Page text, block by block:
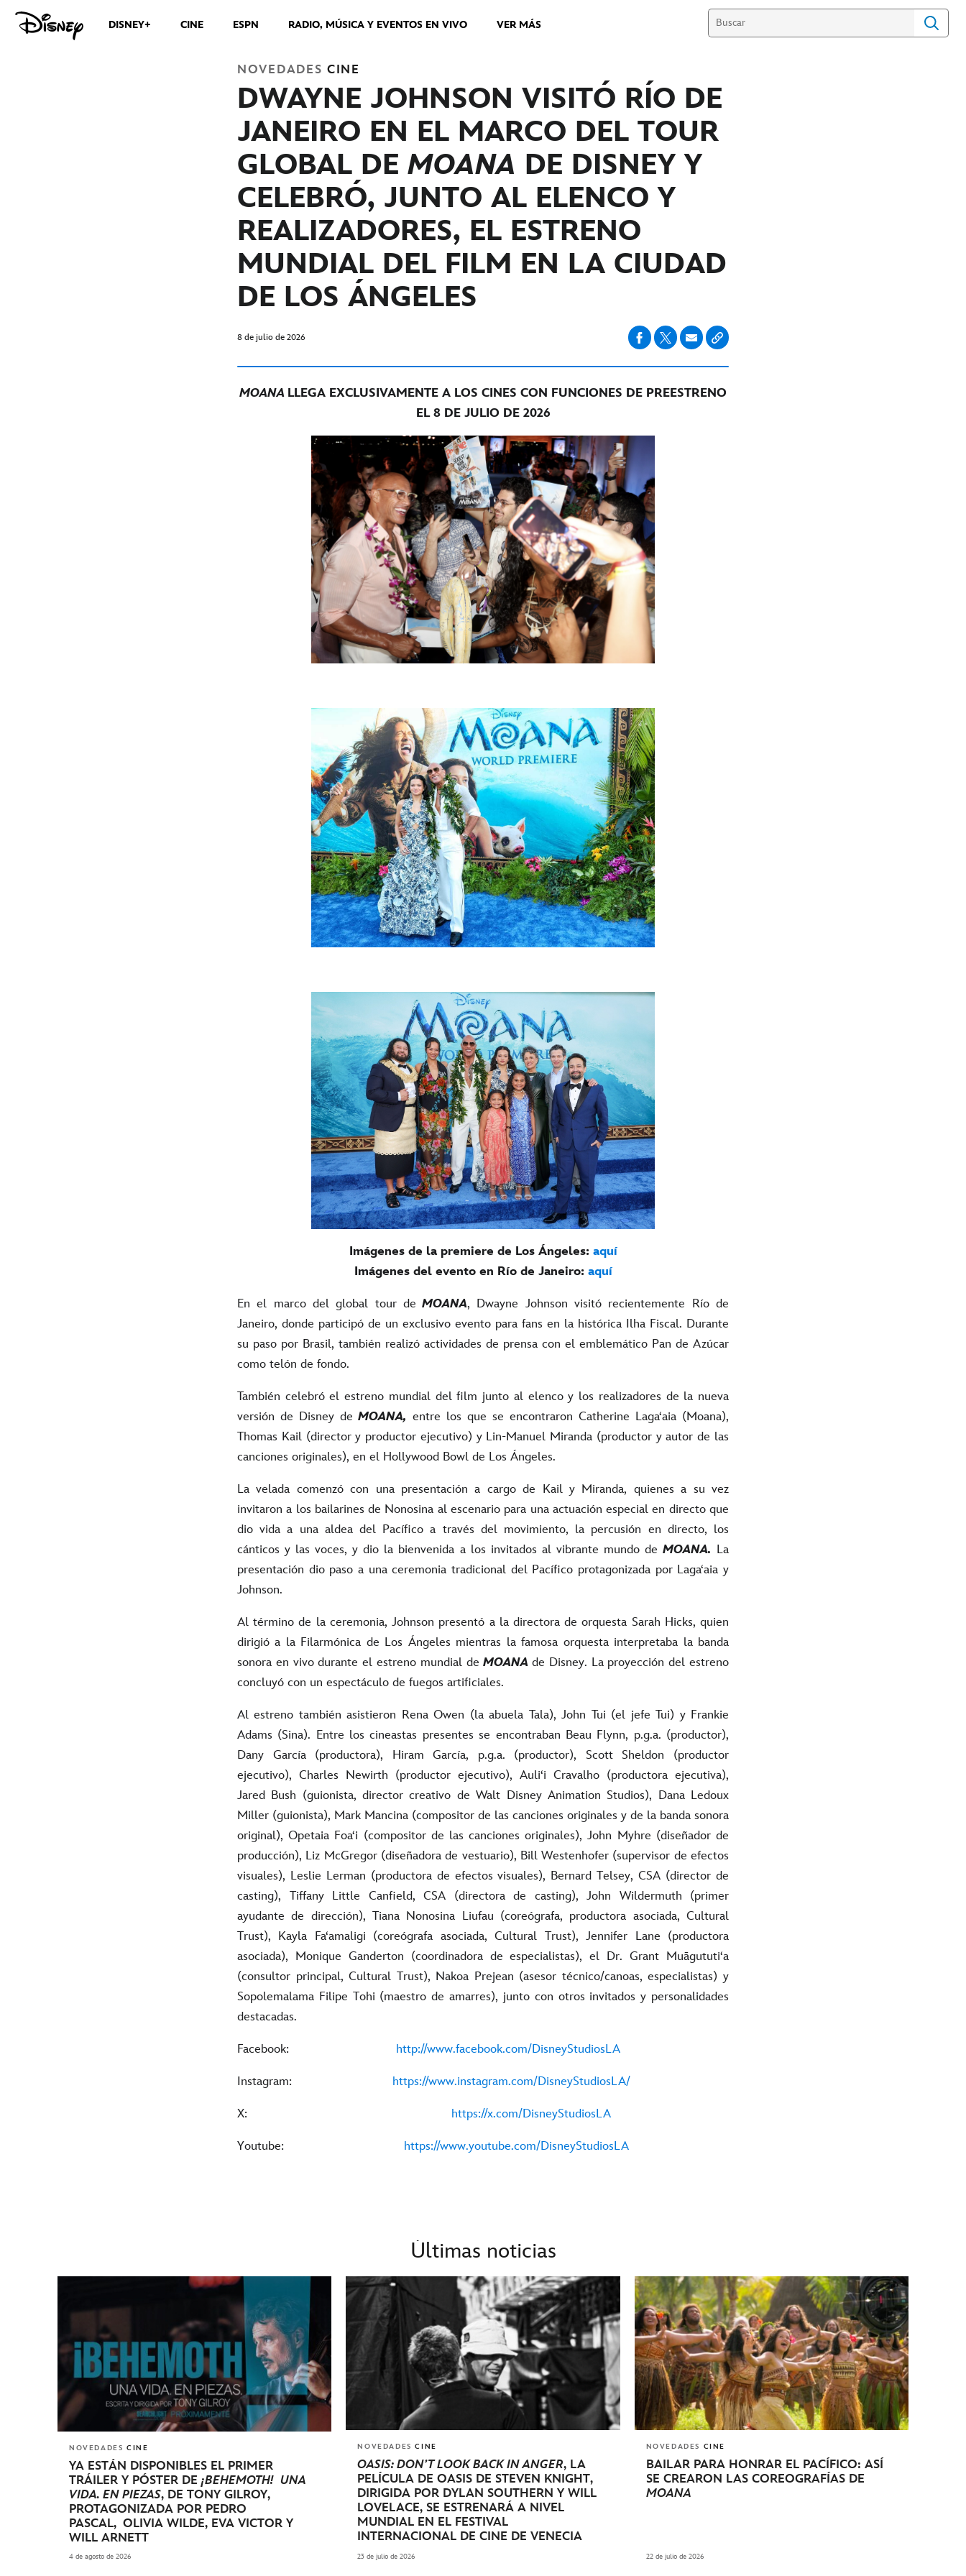
DISNEY+ CINE ESPN RADIO, MÚSICA Y EVENTOS EN VIVO VER MÁS
NOVEDADES CINE
DWAYNE JOHNSON VISITÓ RÍO DE
JANEIRO EN EL MARCO DEL TOUR
GLOBAL DE MOANA DE DISNEY Y
CELEBRÓ, JUNTO AL ELENCO Y
REALIZADORES, EL ESTRENO
MUNDIAL DEL FILM EN LA CIUDAD
DE LOS ÁNGELES
8 de julio de 2026
MOANA LLEGA EXCLUSIVAMENTE A LOS CINES CON FUNCIONES DE PREESTRENO
EL 8 DE JULIO DE 2026
Imágenes de la premiere de Los Ángeles: aquí
Imágenes del evento en Río de Janeiro: aquí
En el marco del global tour de MOANA, Dwayne Johnson visitó recientemente Río de
Janeiro, donde participó de un exclusivo evento para fans en la histórica Ilha Fiscal. Durante
su paso por Brasil, también realizó actividades de prensa con el emblemático Pan de Azúcar
como telón de fondo.
También celebró el estreno mundial del film junto al elenco y los realizadores de la nueva
versión de Disney de MOANA, entre los que se encontraron Catherine Lagaʻaia (Moana),
Thomas Kail (director y productor ejecutivo) y Lin-Manuel Miranda (productor y autor de las
canciones originales), en el Hollywood Bowl de Los Ángeles.
La velada comenzó con una presentación a cargo de Kail y Miranda, quienes a su vez
invitaron a los bailarines de Nonosina al escenario para una actuación especial en directo que
dio vida a una aldea del Pacífico a través del movimiento, la percusión en directo, los
cánticos y las voces, y dio la bienvenida a los invitados al vibrante mundo de MOANA. La
presentación dio paso a una ceremonia tradicional del Pacífico protagonizada por Lagaʻaia y
Johnson.
Al término de la ceremonia, Johnson presentó a la directora de orquesta Sarah Hicks, quien
dirigió a la Filarmónica de Los Ángeles mientras la famosa orquesta interpretaba la banda
sonora en vivo durante el estreno mundial deMOANAde Disney. La proyección del estreno
concluyó con un espectáculo de fuegos artificiales.
Al estreno también asistieron Rena Owen (la abuela Tala), John Tui (el jefe Tui) y Frankie
Adams (Sina). Entre los cineastas presentes se encontraban Beau Flynn, p.g.a. (productor),
Dany García (productora), Hiram García, p.g.a. (productor), Scott Sheldon (productor
ejecutivo), Charles Newirth (productor ejecutivo), Auliʻi Cravalho (productora ejecutiva),
Jared Bush (guionista, director creativo de Walt Disney Animation Studios), Dana Ledoux
Miller (guionista), Mark Mancina (compositor de las canciones originales y de la banda sonora
original), Opetaia Foaʻi (compositor de las canciones originales), John Myhre (diseñador de
producción), Liz McGregor (diseñadora de vestuario), Bill Westenhofer (supervisor de efectos
visuales), Leslie Lerman (productora de efectos visuales), Bernard Telsey, CSA (director de
casting), Tiffany Little Canfield, CSA (directora de casting), John Wildermuth (primer
ayudante de dirección), Tiana Nonosina Liufau (coreógrafa, productora asociada, Cultural
Trust), Kayla Faʻamaligi (coreógrafa asociada, Cultural Trust), Jennifer Lane (productora
asociada), Monique Ganderton (coordinadora de especialistas), el Dr. Grant Muāgututiʻa
(consultor principal, Cultural Trust), Nakoa Prejean (asesor técnico/canoas, especialistas) y
Sopolemalama Filipe Tohi (maestro de amarres), junto con otros invitados y personalidades
destacadas.
Facebook: http://www.facebook.com/DisneyStudiosLA
Instagram: https://www.instagram.com/DisneyStudiosLA/
X: https://x.com/DisneyStudiosLA
Youtube: https://www.youtube.com/DisneyStudiosLA
Últimas noticias
NOVEDADES CINE
YA ESTÁN DISPONIBLES EL PRIMER
TRÁILER Y PÓSTER DE ¡BEHEMOTH! UNA
VIDA. EN PIEZAS, DE TONY GILROY,
PROTAGONIZADA POR PEDRO
PASCAL, OLIVIA WILDE, EVA VICTOR Y
WILL ARNETT
4 de agosto de 2026
NOVEDADES CINE
OASIS: DON’T LOOK BACK IN ANGER, LA
PELÍCULA DE OASIS DE STEVEN KNIGHT,
DIRIGIDA POR DYLAN SOUTHERN Y WILL
LOVELACE, SE ESTRENARÁ A NIVEL
MUNDIAL EN EL FESTIVAL
INTERNACIONAL DE CINE DE VENECIA
23 de julio de 2026
NOVEDADES CINE
BAILAR PARA HONRAR EL PACÍFICO: ASÍ
SE CREARON LAS COREOGRAFÍAS DE
MOANA
22 de julio de 2026